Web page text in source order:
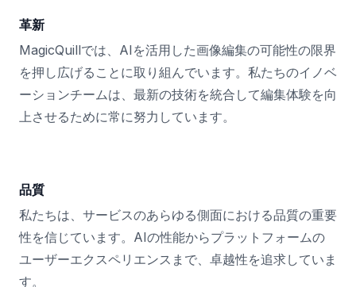
革新
MagicQuillでは、AIを活用した画像編集の可能性の限界
を押し広げることに取り組んでいます。私たちのイノベ
ーションチームは、最新の技術を統合して編集体験を向
上させるために常に努力しています。
品質
私たちは、サービスのあらゆる側面における品質の重要
性を信じています。AIの性能からプラットフォームの
ユーザーエクスペリエンスまで、卓越性を追求していま
す。